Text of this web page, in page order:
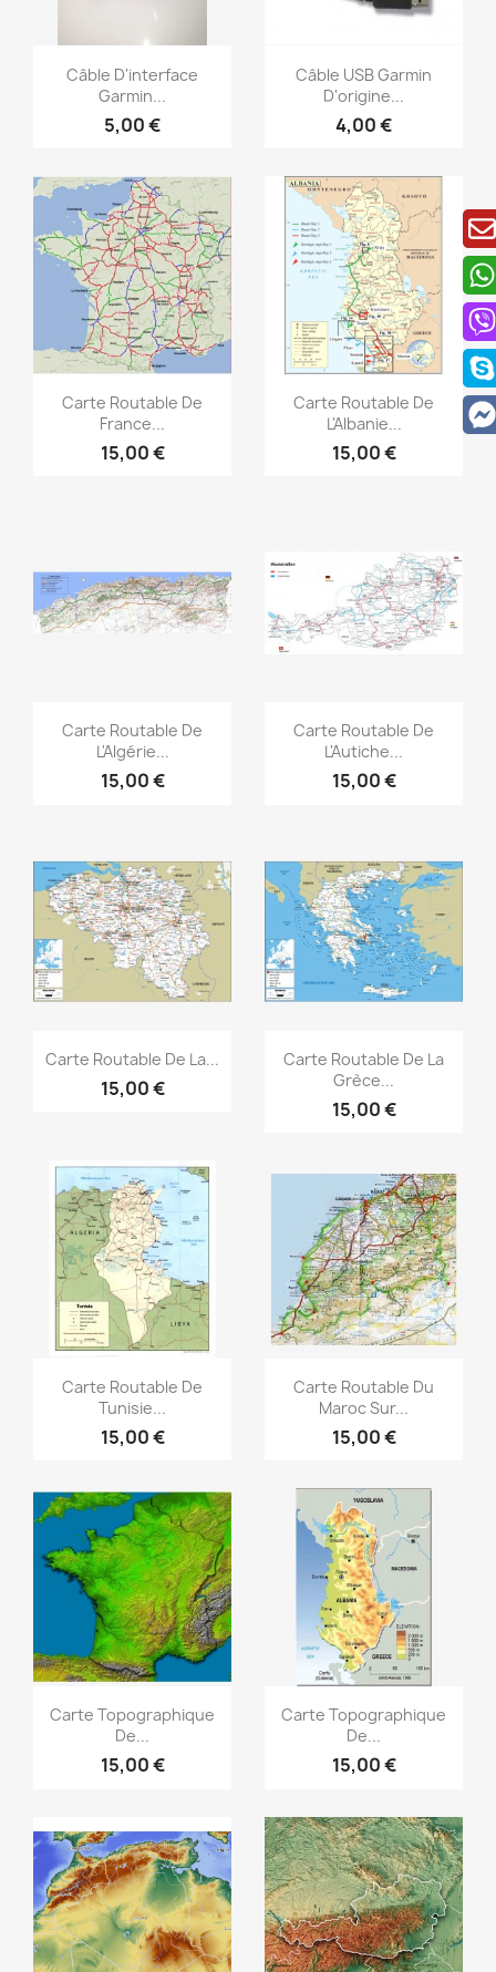
Aperçu rapide
Câble D'interface
Garmin...
5,00 €
Aperçu rapide
Câble USB Garmin
D'origine...
4,00 €
Aperçu rapide
Carte Routable De
France...
15,00 €
Aperçu rapide
Carte Routable De
L'Albanie...
15,00 €
Aperçu rapide
Carte Routable De
L'Algérie...
15,00 €
Aperçu rapide
Carte Routable De
L'Autiche...
15,00 €
Aperçu rapide
Carte Routable De La...
15,00 €
Aperçu rapide
Carte Routable De La
Grèce...
15,00 €
Aperçu rapide
Carte Routable De
Tunisie...
15,00 €
Aperçu rapide
Carte Routable Du
Maroc Sur...
15,00 €
Aperçu rapide
Carte Topographique
De...
15,00 €
Aperçu rapide
Carte Topographique
De...
15,00 €